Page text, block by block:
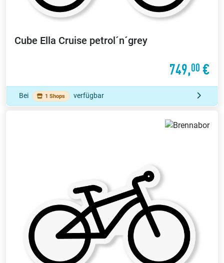
Cube Ella Cruise petrol´n´grey
749,00 €
Bei 1 Shops verfügbar